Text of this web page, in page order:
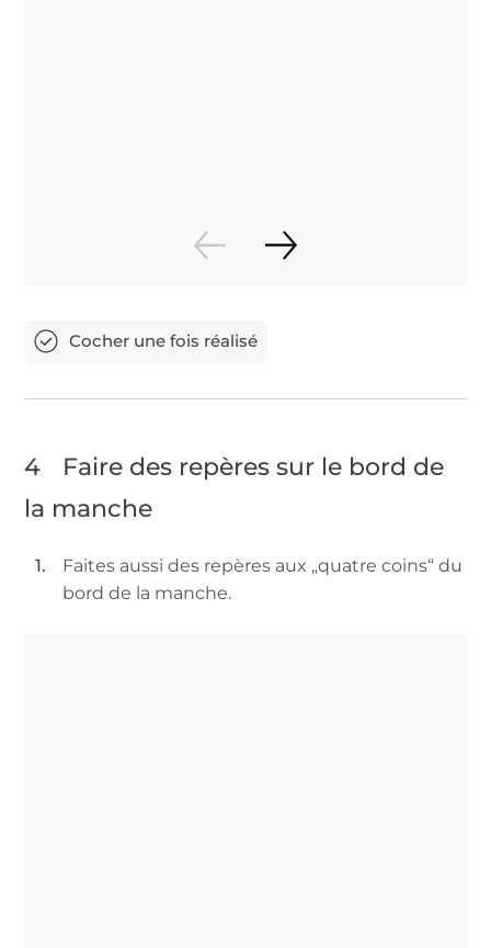
4
Faire des repères sur le bord de
la manche
Faites aussi des repères aux „quatre coins“ du
bord de la manche.